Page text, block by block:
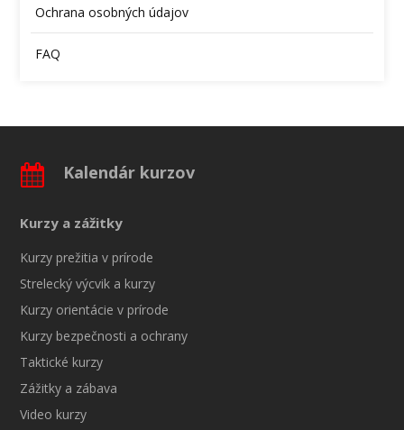
Ochrana osobných údajov
FAQ
Kalendár kurzov
Kurzy a zážitky
Kurzy prežitia v prírode
Strelecký výcvik a kurzy
Kurzy orientácie v prírode
Kurzy bezpečnosti a ochrany
Taktické kurzy
Zážitky a zábava
Video kurzy